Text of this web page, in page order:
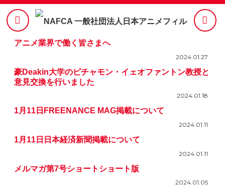
アニメ業界で働く皆さまへ
2024.01.27
豪Deakin大学のピチャモン・イェオファントン教授と
意見交換を行いました
2024.01.18
1月11日FREENANCE MAG掲載について
2024.01.11
1月11日日本経済新聞掲載について
2024.01.11
メルマガ第7号ショートショート版
2024.01.05